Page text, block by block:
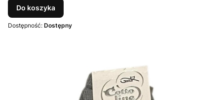
Do koszyka
Dostępność: Dostępny